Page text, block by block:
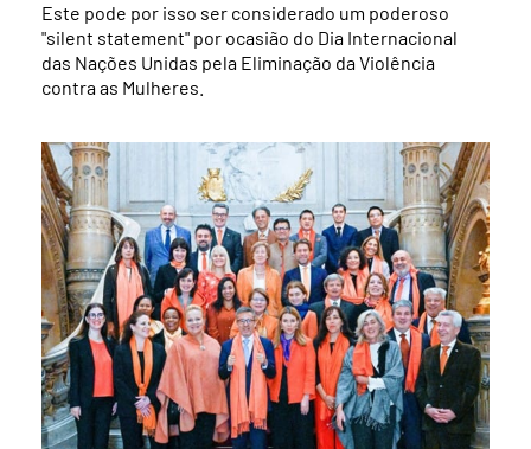
Este pode por isso ser considerado um poderoso
"silent statement" por ocasião do Dia Internacional
das Nações Unidas pela Eliminação da Violência
contra as Mulheres.